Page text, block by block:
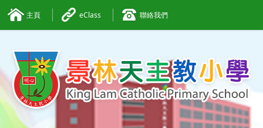
主頁 eClass 聯絡我們